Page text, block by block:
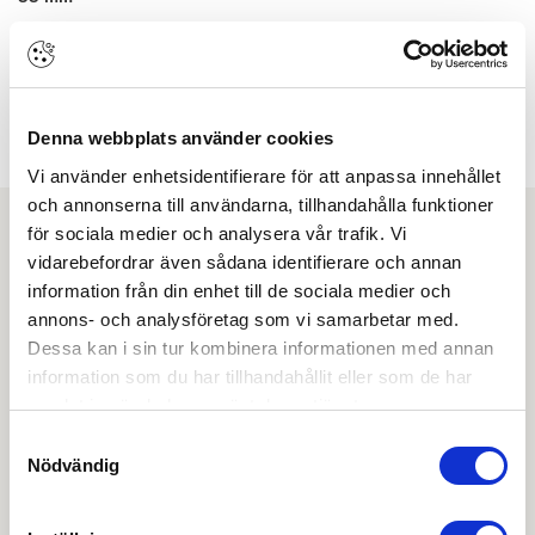
Denna webbplats använder cookies
Vi använder enhetsidentifierare för att anpassa innehållet
och annonserna till användarna, tillhandahålla funktioner
för sociala medier och analysera vår trafik. Vi
vidarebefordrar även sådana identifierare och annan
information från din enhet till de sociala medier och
annons- och analysföretag som vi samarbetar med.
Dessa kan i sin tur kombinera informationen med annan
information som du har tillhandahållit eller som de har
samlat in när du har använt deras tjänster.
Nödvändig
25 mm
TVINGANDE/FJÄDRANDE:
Ladda ner
Kantregelguide
Monteringsanvisning